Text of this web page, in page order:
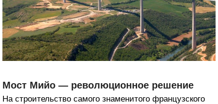
Мост Мийо — революционное решение
На строительство самого знаменитого французского